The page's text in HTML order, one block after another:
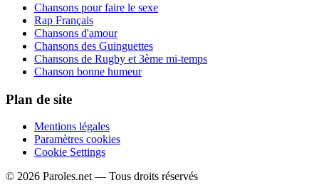
Chansons pour faire le sexe
Rap Français
Chansons d'amour
Chansons des Guinguettes
Chansons de Rugby et 3ème mi-temps
Chanson bonne humeur
Plan de site
Mentions légales
Paramètres cookies
Cookie Settings
© 2026 Paroles.net — Tous droits réservés